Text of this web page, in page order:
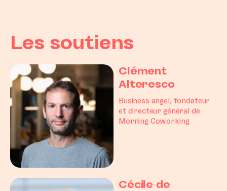
Les soutiens
Clément
Alteresco
Business angel, fondateur
et directeur général de
Morning Coworking
Cécile de